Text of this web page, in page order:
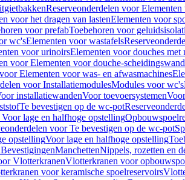
Reserveonderdelen voor
voor het dragen van lastenElementen voor
voor prefabToebehoren voor
wc'sElementen voor wastafels
voor urinoirsElementen voor douches met
voor Elementen voor douche-
Elementen voor was- en afwasmachines
voor InstallatiemodulesModules voor wc's
installatiewandenVoor toevoersystemen
Te bevestigen op de wc-pot
lage en halfhoge opstelling
voor Te bevestigen op de wc-pot
opstellingVoor lage en halfhoge opstelling
BevestigingenManchettenNippels, rozetten en
VlotterkranenVlotterkranen voor
voor keramische spoelreservoirs